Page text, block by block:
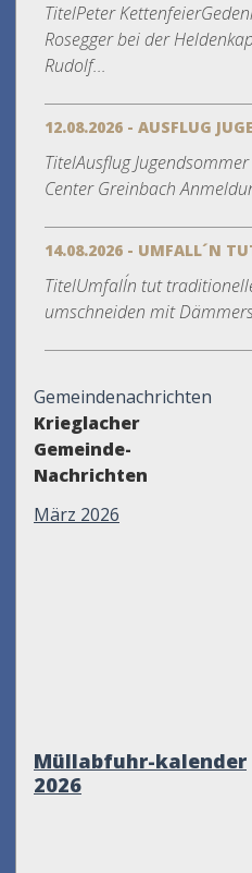
TitelPeter
Rosegger bei der
Rudolf...
12.08.2026 - AUSFLUG
TitelAusflug
Center Greinbach
14.08.2026 - UMFALL´N
TitelUmfall´n tut
umschneiden mit
Gemeindenachrichten
Krieglacher
Gemeinde-
Nachrichten
März 2026
Müllabfuhr-kalender
2026